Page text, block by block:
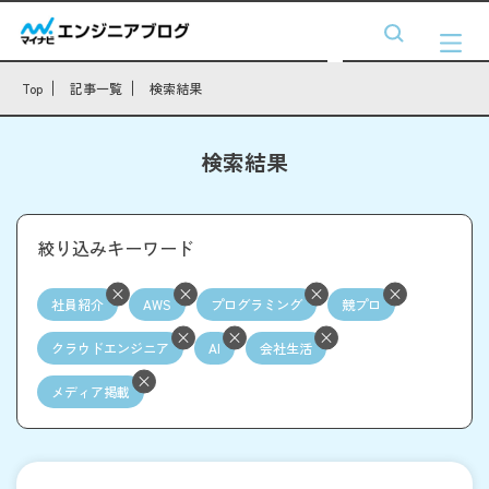
Top 記事一覧 検索結果
検索結果
絞り込みキーワード
社員紹介 AWS プログラミング 競プロ
クラウドエンジニア AI 会社生活
メディア掲載